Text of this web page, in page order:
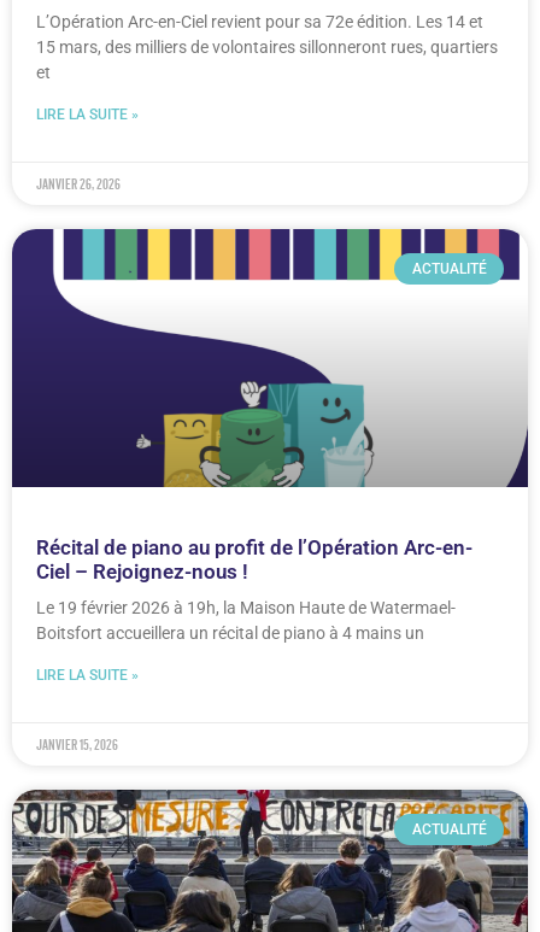
L’Opération Arc-en-Ciel revient pour sa 72e édition. Les 14 et
15 mars, des milliers de volontaires sillonneront rues, quartiers
et
LIRE LA SUITE »
janvier 26, 2026
ACTUALITÉ
Récital de piano au profit de l’Opération Arc-en-
Ciel – Rejoignez-nous !
Le 19 février 2026 à 19h, la Maison Haute de Watermael-
Boitsfort accueillera un récital de piano à 4 mains un
LIRE LA SUITE »
janvier 15, 2026
ACTUALITÉ